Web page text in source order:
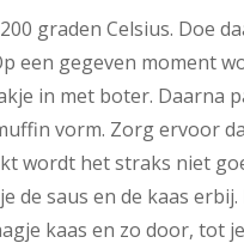
graden Celsius. Doe
een gegeven moment
in met boter. Daarna
vorm. Zorg ervoor
wordt het straks niet
de saus en de kaas
kaas en zo door, tot